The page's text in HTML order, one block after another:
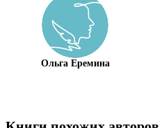
Ольга Еремина